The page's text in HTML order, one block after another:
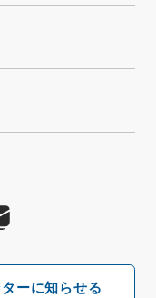
ーに知らせる